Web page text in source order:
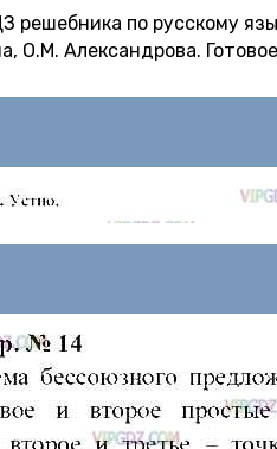
по русскому
О.М. Александрова.